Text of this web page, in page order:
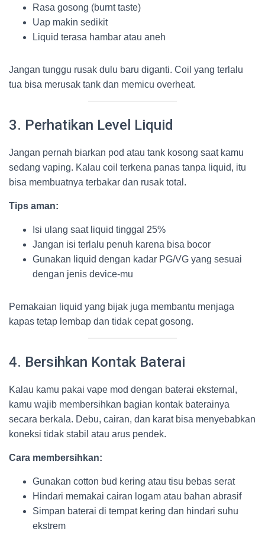
Rasa gosong (burnt taste)
Uap makin sedikit
Liquid terasa hambar atau aneh
Jangan tunggu rusak dulu baru diganti. Coil yang terlalu
tua bisa merusak tank dan memicu overheat.
3. Perhatikan Level Liquid
Jangan pernah biarkan pod atau tank kosong saat kamu
sedang vaping. Kalau coil terkena panas tanpa liquid, itu
bisa membuatnya terbakar dan rusak total.
Tips aman:
Isi ulang saat liquid tinggal 25%
Jangan isi terlalu penuh karena bisa bocor
Gunakan liquid dengan kadar PG/VG yang sesuai
dengan jenis device-mu
Pemakaian liquid yang bijak juga membantu menjaga
kapas tetap lembap dan tidak cepat gosong.
4. Bersihkan Kontak Baterai
Kalau kamu pakai vape mod dengan baterai eksternal,
kamu wajib membersihkan bagian kontak baterainya
secara berkala. Debu, cairan, dan karat bisa menyebabkan
koneksi tidak stabil atau arus pendek.
Cara membersihkan:
Gunakan cotton bud kering atau tisu bebas serat
Hindari memakai cairan logam atau bahan abrasif
Simpan baterai di tempat kering dan hindari suhu
ekstrem